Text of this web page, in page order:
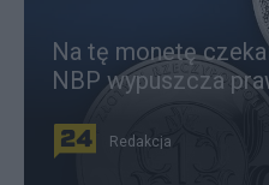
Na tę monetę
NBP wypuszcza
Redakcja